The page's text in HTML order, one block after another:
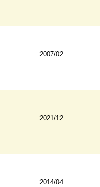
2007/02
2021/12
2014/04